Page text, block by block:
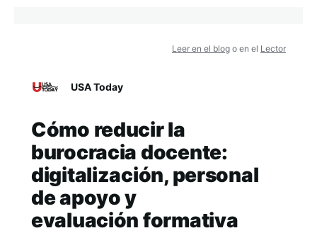
Leer en el blog o en el Lector
USA Today
Cómo reducir la
burocracia docente:
digitalización, personal
de apoyo y
evaluación formativa